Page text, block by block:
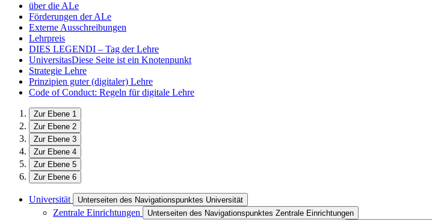
über die ALe
Förderungen der ALe
Externe Ausschreibungen
Lehrpreis
DIES LEGENDI – Tag der Lehre
UniversitasDiese Seite ist ein Knotenpunkt
Strategie Lehre
Prinzipien guter (digitaler) Lehre
Code of Conduct: Regeln für digitale Lehre
Zur Ebene 1
Zur Ebene 2
Zur Ebene 3
Zur Ebene 4
Zur Ebene 5
Zur Ebene 6
Universität Unterseiten des Navigationspunktes Universität
Zentrale Einrichtungen Unterseiten des Navigationspunktes Zentrale Einrichtungen